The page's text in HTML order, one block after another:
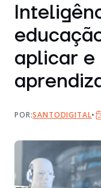
aplicar e
POR:SANTODIGITAL